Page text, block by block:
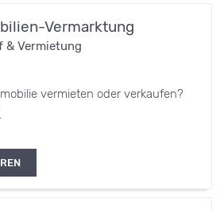
Vermarktung
& Vermietung
vermieten oder verkaufen?